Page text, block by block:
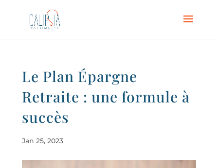
Le Plan Épargne
Retraite : une formule à
succès
Jan 25, 2023